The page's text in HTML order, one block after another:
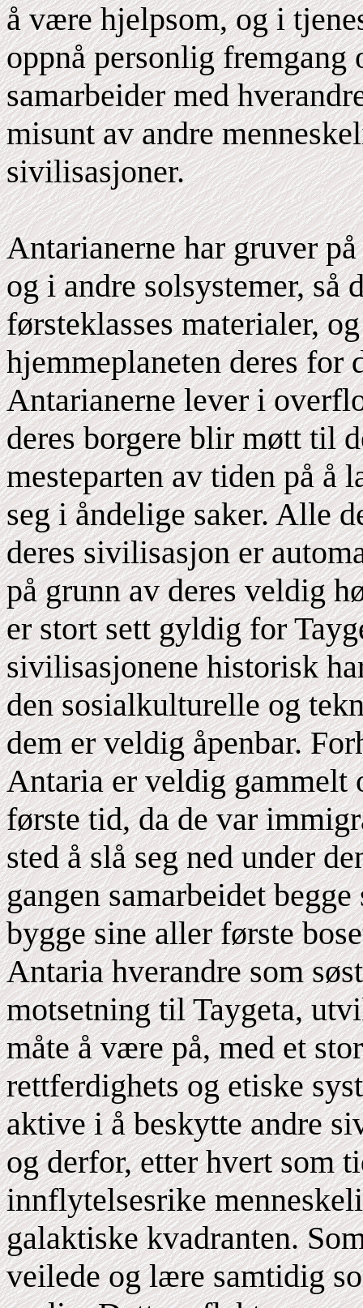
å være hjelpsom, og i
oppnå personlig fremgang
samarbeider med
misunt av andre
sivilisasjoner.
Antarianerne har gruver
og i andre solsystemer, så
førsteklasses materialer,
hjemmeplaneten deres for
Antarianerne lever i
deres borgere blir møtt til
mesteparten av tiden på å
seg i åndelige saker. Alle
deres sivilisasjon er
på grunn av deres veldig
er stort sett gyldig for
sivilisasjonene historisk
den sosialkulturelle og
dem er veldig åpenbar.
Antaria er veldig gammelt
første tid, da de var
sted å slå seg ned under
gangen samarbeidet
bygge sine aller første
Antaria hverandre som
motsetning til Taygeta,
måte å være på, med et
rettferdighets og etiske
aktive i å beskytte andre
og derfor, etter hvert som
innflytelsesrike
galaktiske kvadranten.
veilede og lære samtidig